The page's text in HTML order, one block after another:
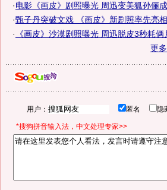
·电影《画皮》剧照曝光 周迅变美狐孙俪
·甄子丹突破文戏 《画皮》新剧照率先亮
·
《画皮》沙漠剧照曝光 周迅脱皮3秒耗俩
更
用户： 匿名 隐
*搜狗拼音输入法，中文处理专家>>